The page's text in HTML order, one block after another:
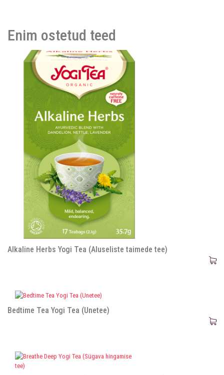
Enim ostetud teed
Alkaline Herbs Yogi Tea (Aluseliste taimede tee)
Bedtime Tea Yogi Tea (Unetee)